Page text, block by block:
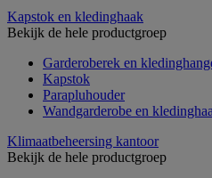
Kapstok en kledinghaak
Bekijk de hele productgroep
Garderoberek en
Kapstok
Parapluhouder
Wandgarderobe en
Klimaatbeheersing kantoor
Bekijk de hele productgroep